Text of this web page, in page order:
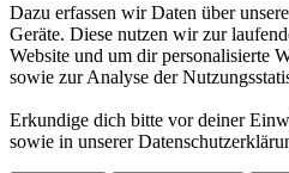
Dazu erfassen wir Daten über
Geräte. Diese nutzen wir zur
Website und um dir personalisierte
sowie zur Analyse der
Erkundige dich bitte vor deiner
sowie in unserer